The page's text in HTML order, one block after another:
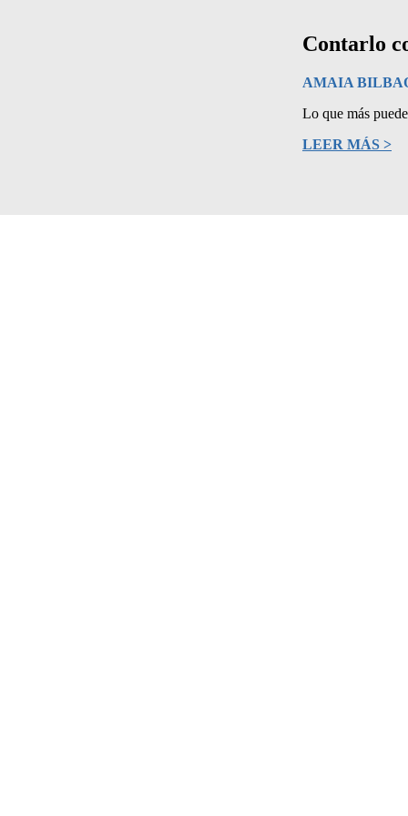
Contarlo
AMAIA
Lo que más
LEER MÁS >